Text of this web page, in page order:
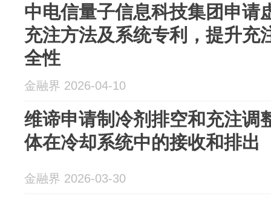
中电信量子信息科技集团申请
充注方法及系统专利，提升充
全性
金融界 2026-04-10
维谛申请制冷剂排空和充注调
体在冷却系统中的接收和排出
金融界 2026-03-30